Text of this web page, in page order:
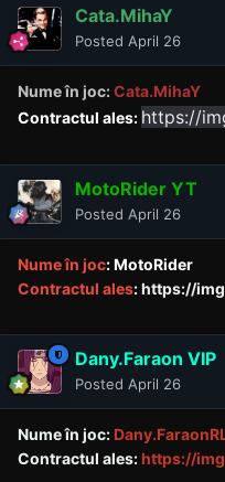
Cata.MihaY
Posted April 26
Nume în joc:Cata.MihaY
Contractul ales: https://
MotoRider YT
Posted April 26
Nume în joc: MotoRider
Contractul ales:https://
Dany.Faraon VIP
Posted April 26
Nume în joc:
Contractul ales:https://